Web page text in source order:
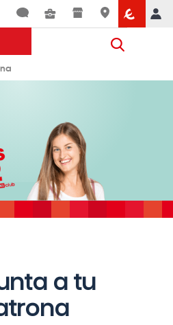
a tu